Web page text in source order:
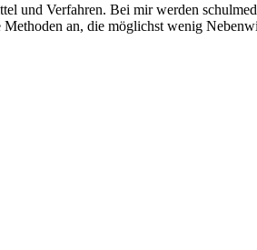
und Verfahren. Bei mir werden
an, die möglichst wenig